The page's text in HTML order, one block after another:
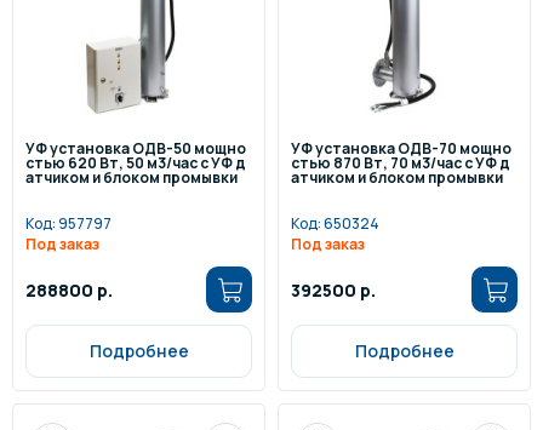
УФ установка ОДВ-50 мощно
стью 620 Вт, 50 м3/час с УФ д
атчиком и блоком промывки
Код:957797
Под заказ
288800 р.
Подробнее
УФ установка ОДВ-70 мощно
стью 870 Вт, 70 м3/час с УФ д
атчиком и блоком промывки
Код:650324
Под заказ
392500 р.
Подробнее